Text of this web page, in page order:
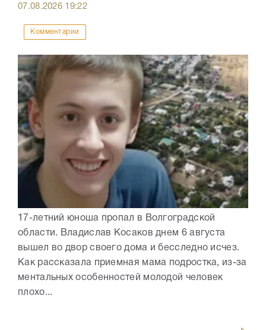
07.08.2026 19:22
Комментарии
17-летний юноша пропал в Волгоградской
области. Владислав Косаков днем 6 августа
вышел во двор своего дома и бесследно исчез.
Как рассказала приемная мама подростка, из-за
ментальных особенностей молодой человек
плохо...